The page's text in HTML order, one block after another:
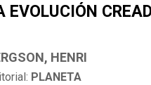
EVOLUCIÓN
HENRI
PLANETA